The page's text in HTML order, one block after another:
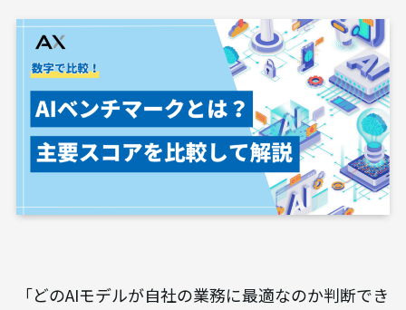
「どのAIモデルが自社の業務に最適なのか判断でき